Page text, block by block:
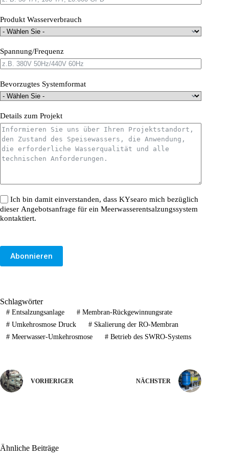
Produkt Wasserverbrauch
Spannung/Frequenz
Bevorzugtes Systemformat
Details zum Projekt
Ich bin damit einverstanden, dass KYsearo mich bezüglich
dieser Angebotsanfrage für ein Meerwasserentsalzungssystem
kontaktiert.
Abonnieren
Schlagwörter
#Entsalzungsanlage #Membran-Rückgewinnungsrate
#Umkehrosmose Druck #Skalierung der RO-Membran
#Meerwasser-Umkehrosmose #Betrieb des SWRO-Systems
VORHERIGER NÄCHSTER
Ähnliche Beiträge